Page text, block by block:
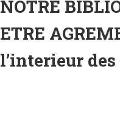
NOTRE
ETRE
l’interieur